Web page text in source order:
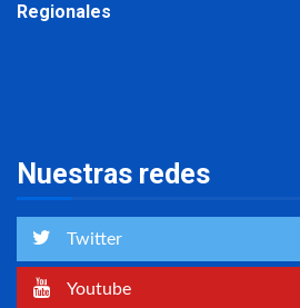
Regionales
Nuestras redes
Twitter
Youtube